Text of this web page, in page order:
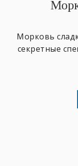
Морковь
секретные